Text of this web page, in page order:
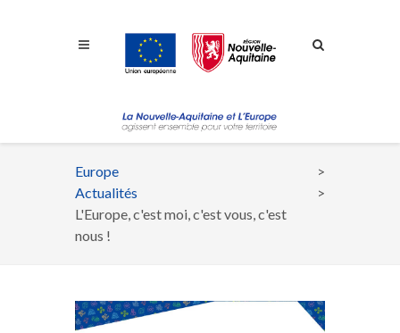
Fil
d'Ariane
Europe
Actualités
L'Europe, c'est moi, c'est vous, c'est
nous !